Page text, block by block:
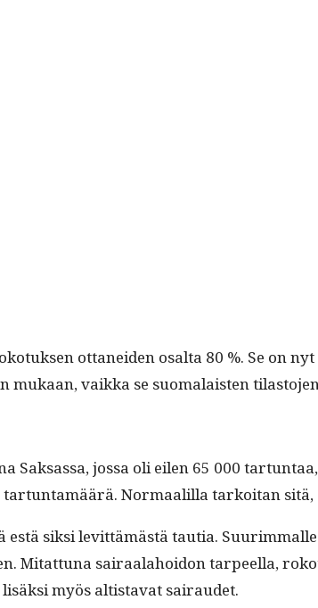
ottanei­den osalta 80 %. Se on
vaik­ka se suo­ma­lais­ten
jos­sa oli eilen 65 000
Nor­maalil­la tarkoi­tan
sik­si levit­tämästä tau­tia.
Mitat­tuna sairaala­hoidon tarpeel­la,
myös altista­vat sairaudet.